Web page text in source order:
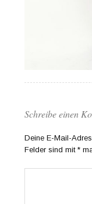
Schreibe einen
Deine E-Mail-
Felder sind mit*